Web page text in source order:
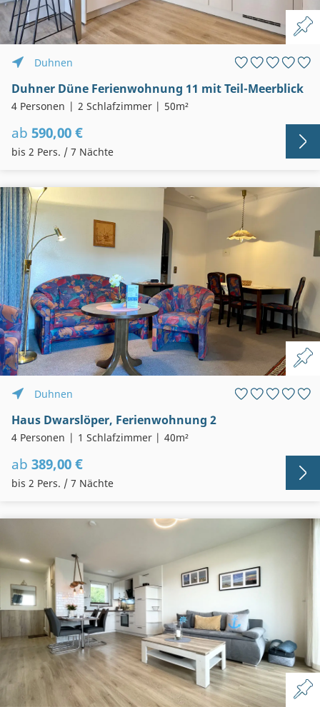
Duhnen
Duhner Düne Ferienwohnung 11 mit Teil-Meerblick
4 Personen 2 Schlafzimmer 50m²
ab 590,00 €
bis 2 Pers. / 7 Nächte
Duhnen
Haus Dwarslöper, Ferienwohnung 2
4 Personen 1 Schlafzimmer 40m²
ab 389,00 €
bis 2 Pers. / 7 Nächte